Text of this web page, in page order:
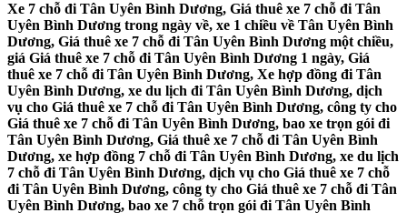
Xe 7 chỗ đi Tân Uyên Bình Dương, Giá thuê xe 7 chỗ đi Tân
Uyên Bình Dương trong ngày về, xe 1 chiều về Tân Uyên Bình
Dương, Giá thuê xe 7 chỗ đi Tân Uyên Bình Dương một chiều,
giá Giá thuê xe 7 chỗ đi Tân Uyên Bình Dương 1 ngày, Giá
thuê xe 7 chỗ đi Tân Uyên Bình Dương, Xe hợp đồng đi Tân
Uyên Bình Dương, xe du lịch đi Tân Uyên Bình Dương, dịch
vụ cho Giá thuê xe 7 chỗ đi Tân Uyên Bình Dương, công ty cho
Giá thuê xe 7 chỗ đi Tân Uyên Bình Dương, bao xe trọn gói đi
Tân Uyên Bình Dương, Giá thuê xe 7 chỗ đi Tân Uyên Bình
Dương, xe hợp đồng 7 chỗ đi Tân Uyên Bình Dương, xe du lịch
7 chỗ đi Tân Uyên Bình Dương, dịch vụ cho Giá thuê xe 7 chỗ
đi Tân Uyên Bình Dương, công ty cho Giá thuê xe 7 chỗ đi Tân
Uyên Bình Dương, bao xe 7 chỗ trọn gói đi Tân Uyên Bình